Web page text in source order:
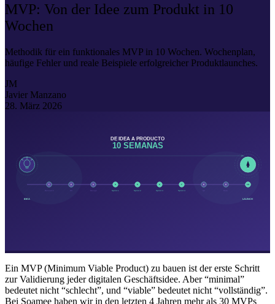
MVP: Von der Idee zum Produkt in 10
Wochen
Methodik für ein funktionales MVP in 10 Wochen. Wochenplan,
häufige Fehler und reale Beispiele erfolgreicher Produktlaunches.
JM
Javier Manzano
28. März 2026
Ein MVP (Minimum Viable Product) zu bauen ist der erste Schritt
zur Validierung jeder digitalen Geschäftsidee. Aber “minimal”
bedeutet nicht “schlecht”, und “viable” bedeutet nicht “vollständig”.
Bei Soamee haben wir in den letzten 4 Jahren mehr als 30 MVPs